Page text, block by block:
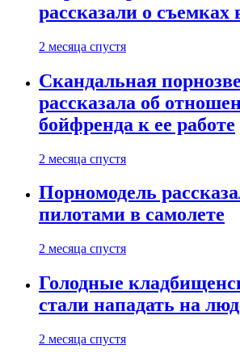
рассказали о съемках
2 месяца спустя
Скандальная
рассказала об
бойфренда к ее работе
2 месяца спустя
Порномодель
пилотами в самолете
2 месяца спустя
Голодные
стали нападать на
2 месяца спустя